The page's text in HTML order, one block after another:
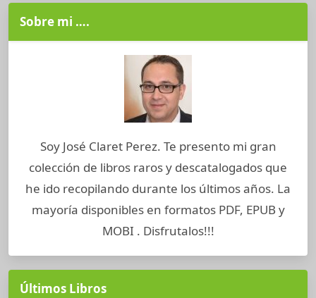
Sobre mi ….
Soy José Claret Perez. Te presento mi gran
colección de libros raros y descatalogados que
he ido recopilando durante los últimos años. La
mayoría disponibles en formatos PDF, EPUB y
MOBI . Disfrutalos!!!
Últimos Libros